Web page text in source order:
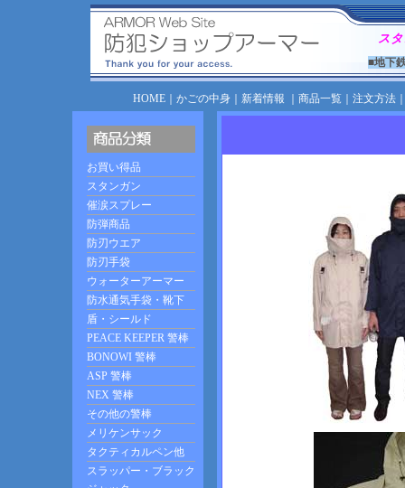
ス
■地下
HOME｜ かごの中身｜ 新着情報 商品一覧｜ 注文方法